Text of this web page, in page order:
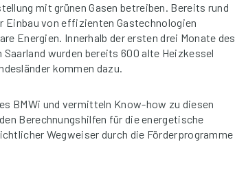
mit grünen Gasen betreiben. Bereits rund
Einbau von effizienten Gastechnologien
Energien. Innerhalb der ersten drei Monate des
wurden bereits 600 alte Heizkessel
kommen dazu.
BMWi und vermitteln Know-how zu diesen
Berechnungshilfen für die energetische
Wegweiser durch die Förderprogramme